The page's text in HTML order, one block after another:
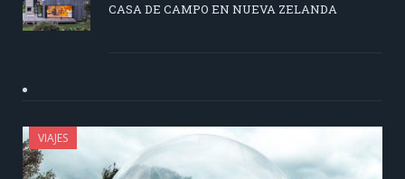
CASA DE CAMPO EN NUEVA ZELANDA
VIAJES